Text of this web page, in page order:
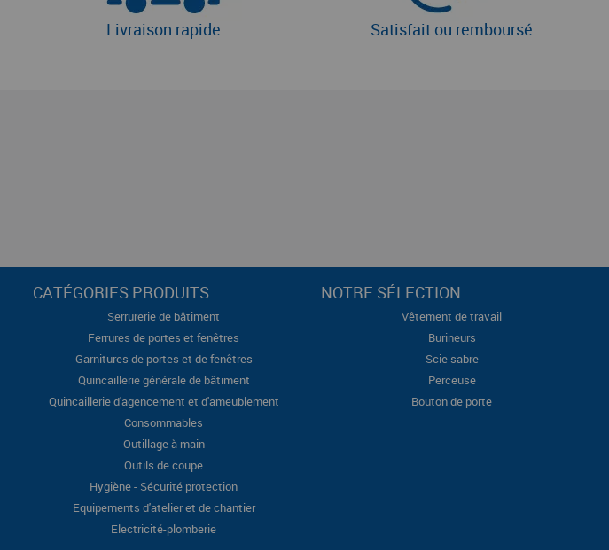
Livraison rapide Satisfait ou remboursé
CATÉGORIES PRODUITS
Serrurerie de bâtiment
Ferrures de portes et fenêtres
Garnitures de portes et de fenêtres
Quincaillerie générale de bâtiment
Quincaillerie d'agencement et d'ameublement
Consommables
Outillage à main
Outils de coupe
Hygiène - Sécurité protection
Equipements d'atelier et de chantier
Electricité-plomberie
NOTRE SÉLECTION
Vêtement de travail
Burineurs
Scie sabre
Perceuse
Bouton de porte